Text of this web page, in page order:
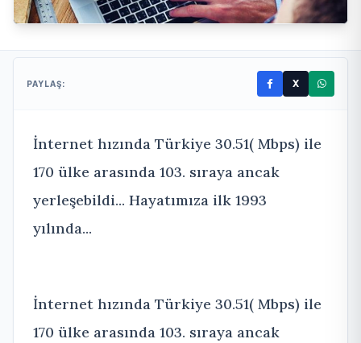
PAYLAŞ: X
İnternet hızında Türkiye 30.51( Mbps) ile
170 ülke arasında 103. sıraya ancak
yerleşebildi... Hayatımıza ilk 1993
yılında...
İnternet hızında Türkiye 30.51( Mbps) ile
170 ülke arasında 103. sıraya ancak